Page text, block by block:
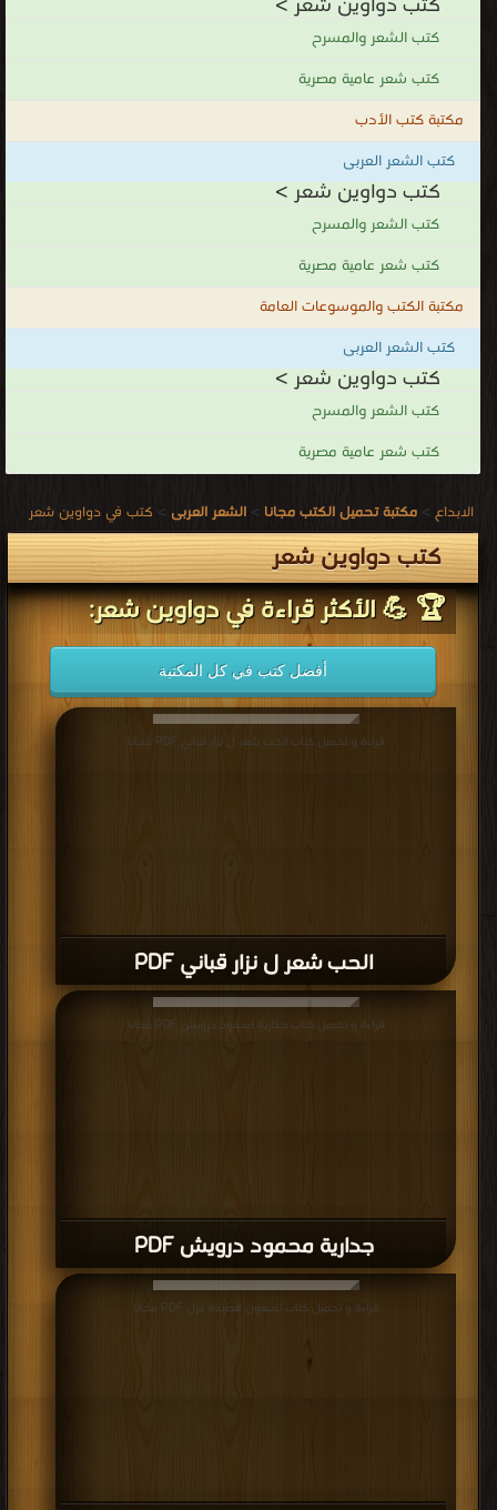
كتب الشعر والمسرح
كتب شعر عامية مصرية
مكتبة كتب الأدب
كتب الشعر العربى
كتب دواوين شعر >
كتب الشعر والمسرح
كتب شعر عامية مصرية
مكتبة الكتب والموسوعات العامة
كتب الشعر العربى
كتب دواوين شعر >
كتب الشعر والمسرح
كتب شعر عامية مصرية
الابداع > مكتبة تحميل الكتب مجانا > الشعر العربى > كتب في دواوين شعر
كتب دواوين شعر
🏆 💪 الأكثر قراءة في دواوين شعر:
أفضل كتب في كل المكتبة
الحب شعر ل نزار قباني PDF
قراءة و تحميل كتاب الحب شعر ل نزار قباني PDF مجانا
جدارية محمود درويش PDF
قراءة و تحميل كتاب جدارية محمود درويش PDF مجانا
قراءة و تحميل كتاب تسعون قصيدة غزل PDF مجانا